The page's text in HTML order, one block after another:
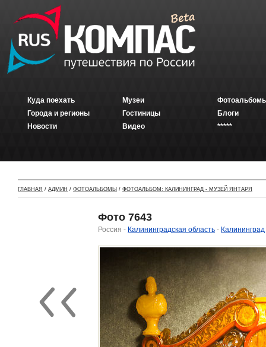
Куда поехать
Города и регионы
Новости
Музеи
Гостиницы
Видео
Блоги
*****
ГЛАВНАЯ / АДМИН / ФОТОАЛЬБОМЫ / ФОТОАЛЬБОМ: КАЛИНИНГРАД - МУЗЕЙ ЯНТАРЯ
Фото 7643
Россия - Калининградская область - Калининград